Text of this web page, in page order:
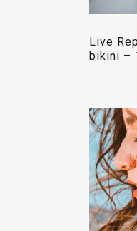
Live
bikini –